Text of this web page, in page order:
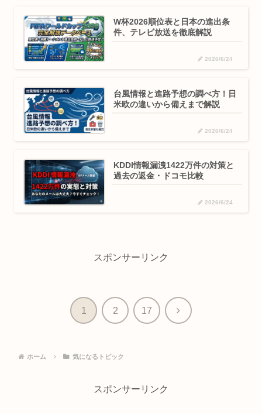
W杯2026順位表と日本の進出条
件、テレビ放送を徹底解説
2026/6/24
台風情報と進路予想の調べ方！日
米欧の違いから備えまで解説
2026/6/24
KDDI情報漏洩1422万件の対策と
過去の返金・ドコモ比較
2026/6/24
スポンサーリンク
1 2 17 次
ホーム 気になるトピック
スポンサーリンク